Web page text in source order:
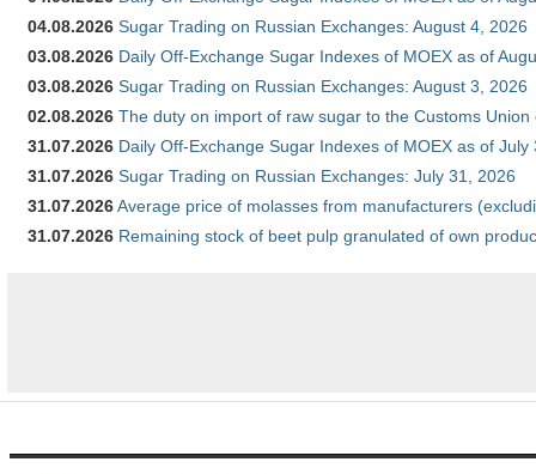
04.08.2026 Sugar Trading on Russian Exchanges: August 4, 2026
03.08.2026 Daily Off-Exchange Sugar Indexes of MOEX as of
03.08.2026 Sugar Trading on Russian Exchanges: August 3, 2026
02.08.2026 The duty on import of raw sugar to the Customs
31.07.2026 Daily Off-Exchange Sugar Indexes of MOEX as of July
31.07.2026 Sugar Trading on Russian Exchanges: July 31, 2026
31.07.2026Average price of molasses from manufacturers
31.07.2026 Remaining stock of beet pulp granulated of own